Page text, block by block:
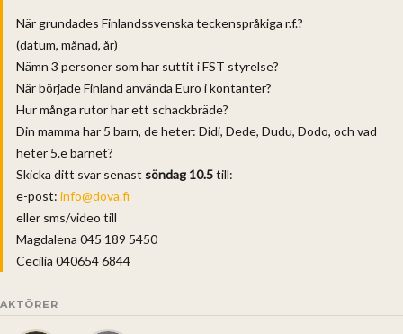
När grundades Finlandssvenska teckenspråkiga r.f.? ​
(datum, månad, år) ​
Nämn 3 personer som har suttit i FST styrelse? ​
När började Finland använda Euro i kontanter? ​
Hur många rutor har ett schackbräde?
Din mamma har 5 barn, de heter: Didi, Dede, Dudu, Dodo, ​och vad
heter 5.e barnet?
Skicka ditt svar senast söndag 10.5till:
e-post: info@dova.fi
eller sms/video till
Magdalena 045 189 5450
Cecilia 040654 6844
AKTÖRER